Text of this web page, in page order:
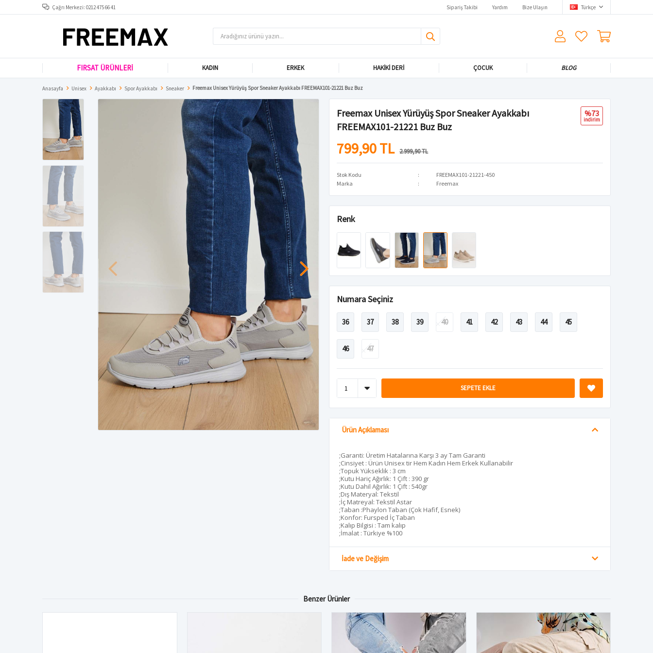
Çağrı Merkezi: 0212 475 66 41 Sipariş Takibi Yardım Bize Ulaşın Türkçe
FIRSAT ÜRÜNLERİ KADIN ERKEK HAKIKI DERI ÇOCUK BLOG
Anasayfa Unisex Ayakkabı Spor Ayakkabı Sneaker Freemax Unisex Yürüyüş Spor Sneaker Ayakkabı FREEMAX101-21221 Buz Buz
Freemax Unisex Yürüyüş Spor Sneaker Ayakkabı
FREEMAX101-21221 Buz Buz
799,90 TL 2.999,90 TL
%73
i̇ndi̇ri̇m
Stok Kodu
FREEMAX101-21221-450
Marka
Freemax
Renk
Numara Seçiniz
36 37 38 39 40 41 42 43 44 45
46 47
SEPETE EKLE
Ürün Açıklaması
;Garanti: Üretim Hatalarına Karşı 3 ay Tam Garanti
;Cinsiyet : Ürün Unisex tir Hem Kadın Hem Erkek Kullanabilir
;Topuk Yükseklik : 3 cm
;Kutu Hariç Ağırlık: 1 Çift : 390 gr
;Kutu Dahil Ağırlık: 1 Çift : 540gr
;Dış Materyal: Tekstil
;İç Matreyal: Tekstil Astar
;Taban :Phaylon Taban (Çok Hafif, Esnek)
;Konfor: Fursped İç Taban
;Kalıp Bilgisi : Tam kalıp
;İmalat : Türkiye %100
İade ve Değişim
Benzer Ürünler